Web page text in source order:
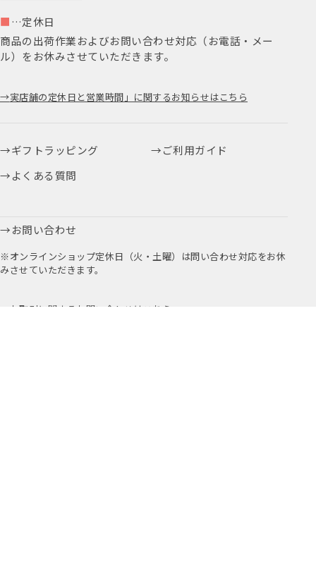
■ …定休日
商品の出荷作業およびお問い合わせ対応（お電話・メー
ル）をお休みさせていただきます。
実店舗の定休日と営業時間」に関するお知らせはこちら
ギフトラッピング
ご利用ガイド
よくある質問
お問い合わせ
※オンラインショップ定休日（火・土曜）は問い合わせ対応をお休
みさせていただきます。
お取引に関するお問い合わせはこちら